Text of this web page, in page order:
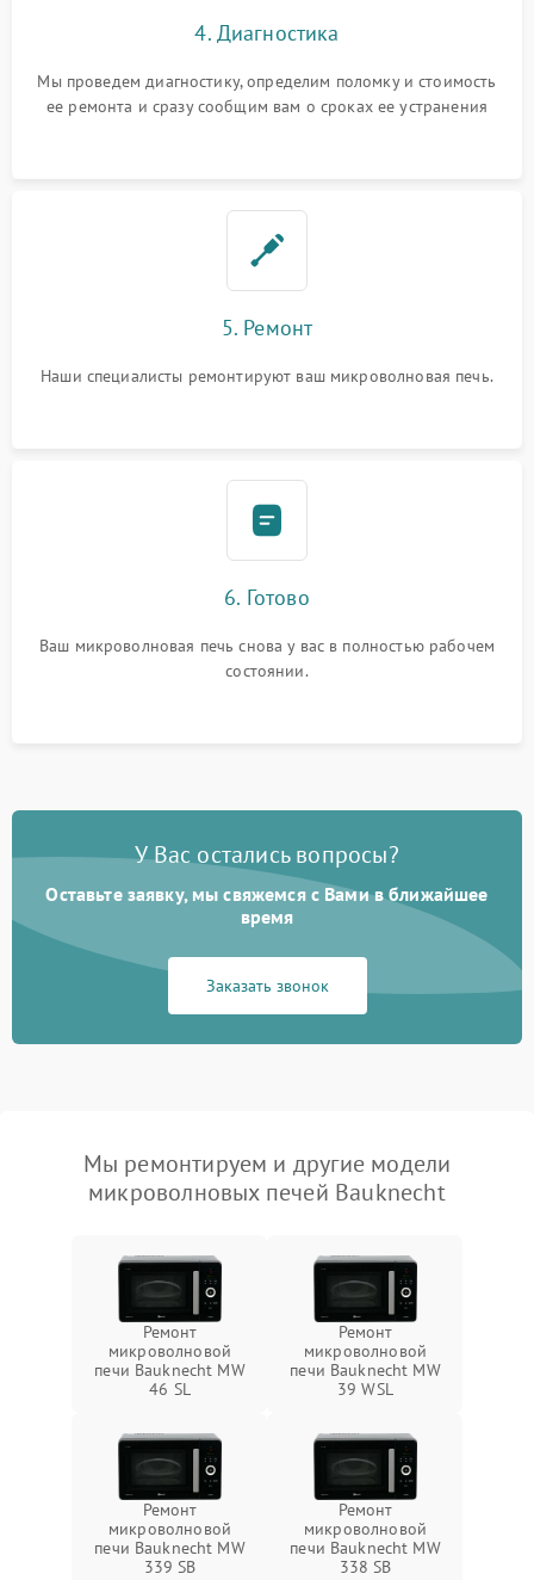
4. Диагностика
Мы проведем диагностику, определим поломку и стоимость
ее ремонта и сразу сообщим вам о сроках ее устранения
5. Ремонт
Наши специалисты ремонтируют ваш микроволновая печь.
6. Готово
Ваш микроволновая печь снова у вас в полностью рабочем
состоянии.
У Вас остались вопросы?
Оставьте заявку, мы свяжемся с Вами в ближайшее
время
Заказать звонок
Мы ремонтируем и другие модели
микроволновых печей Bauknecht
Ремонт
микроволновой
печи Bauknecht MW
46 SL
Ремонт
микроволновой
печи Bauknecht MW
39 WSL
Ремонт
микроволновой
печи Bauknecht MW
339 SB
Ремонт
микроволновой
печи Bauknecht MW
338 SB